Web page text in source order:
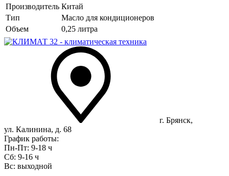
Производитель Китай
Тип
Масло для кондиционеров
Объем
0,25 литра
г. Брянск,
ул. Калинина, д. 68
График работы:
Пн-Пт: 9-18 ч
Сб: 9-16 ч
Вс: выходной